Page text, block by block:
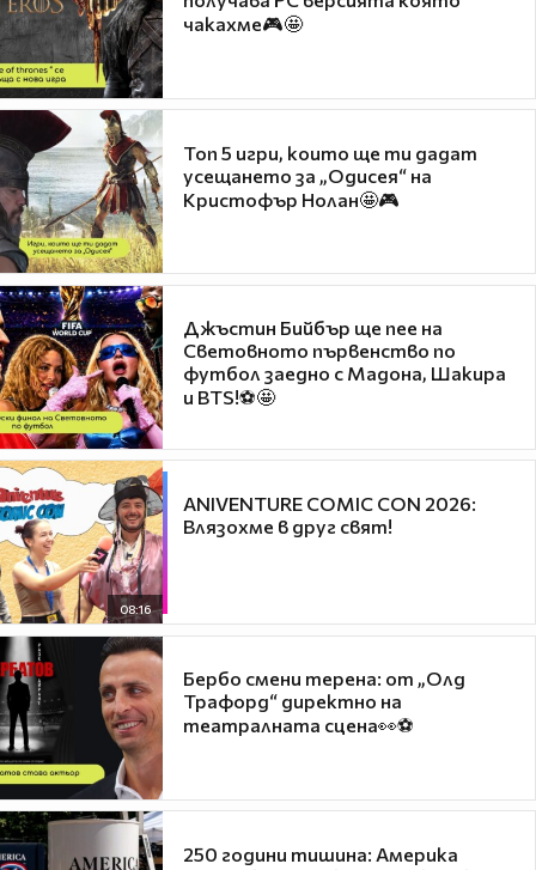
чакахме🎮🤩
Топ 5 игри, които ще ти дадат
усещането за „Одисея“ на
Кристофър Нолан🤩🎮
Джъстин Бийбър ще пее на
Световното първенство по
футбол заедно с Мадона, Шакира
и BTS!⚽🤩
08:16
ANIVENTURE COMIC CON 2026:
Влязохме в друг свят!
Бербо смени терена: от „Олд
Трафорд“ директно на
театралната сцена👀⚽
250 години тишина: Америка